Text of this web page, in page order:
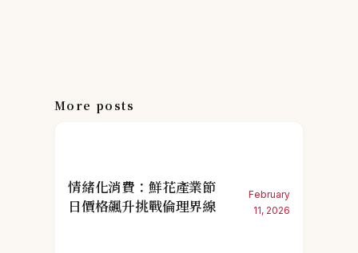
More posts
情緒化消費：鮮花產業節
日價格飆升挑戰倫理界線
February
11, 2026